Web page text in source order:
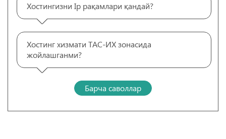
Хостингизни Ip рақамлари қандай?
Хостинг хизмати ТАС-ИХ зонасида
жойлашганми?
Барча саволлар